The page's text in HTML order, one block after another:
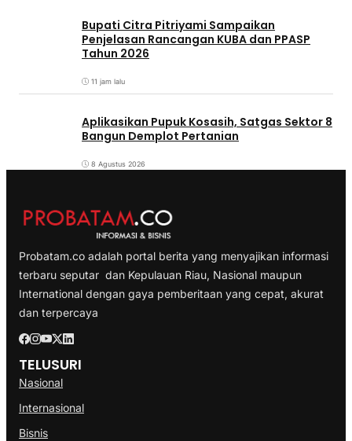
Bupati Citra Pitriyami Sampaikan
Penjelasan Rancangan KUBA dan PPASP
Tahun 2026
11 jam lalu
Aplikasikan Pupuk Kosasih, Satgas Sektor 8
Bangun Demplot Pertanian
8 Agustus 2026
Probatam.co adalah portal berita yang menyajikan informasi
terbaru seputar dan Kepulauan Riau, Nasional maupun
International dengan gaya pemberitaan yang cepat, akurat
dan terpercaya
TELUSURI
Nasional
Internasional
Bisnis